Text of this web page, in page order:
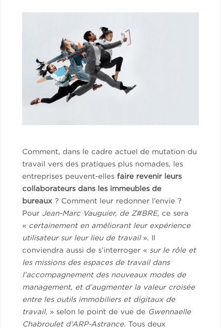
Comment, dans le cadre actuel de mutation du
travail vers des pratiques plus nomades, les
entreprises peuvent-elles faire revenir leurs
collaborateurs dans les immeubles de
bureaux? Comment leur redonner l’envie ?
Pour Jean-Marc Vauguier, de Z#BRE, ce sera
« certainement en améliorant leur expérience
utilisateur sur leur lieu de travail». Il
conviendra aussi de s’interroger « sur le rôle et
les missions des espaces de travail dans
l’accompagnement des nouveaux modes de
management, et d’augmenter la valeur croisée
entre les outils immobiliers et digitaux de
travail, » selon le point de vue de Gwennaelle
Chabroulet d’ARP-Astrance. Tous deux